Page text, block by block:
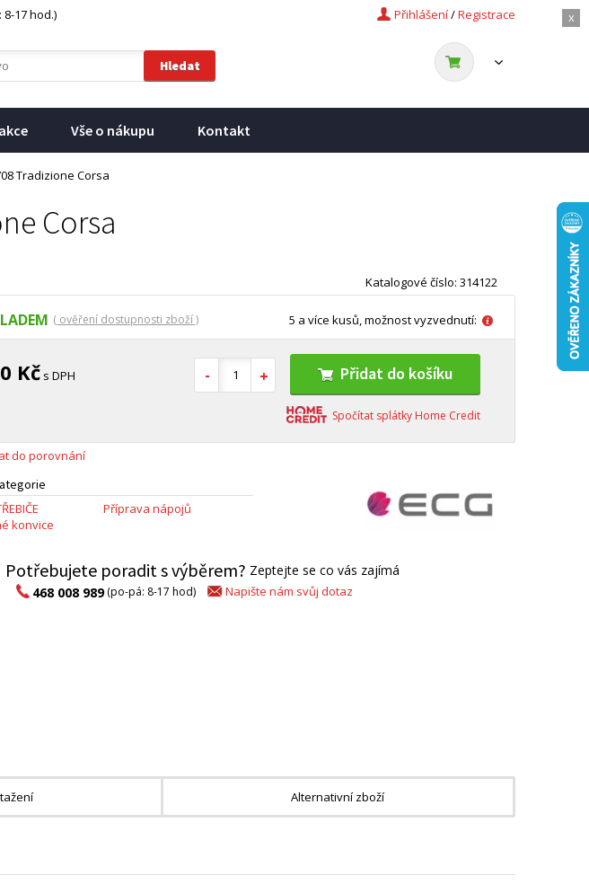
x
Registrace
/
Přihlášení
8-17 hod.)
Vše o nákupu Kontakt
Tradizione Corsa
Corsa
Katalogové číslo: 314122
( ověření dostupnosti zboží ) 5 a více kusů, možnost vyzvednutí:
Kč s DPH Přidat do košíku
Spočítat splátky Home Credit
do porovnání
konvice
Příprava nápojů
Potřebujete poradit s výběrem? Zeptejte se co vás zajímá
468 008 989(po-pá: 8-17 hod) Napište nám svůj dotaz
Alternativní zboží